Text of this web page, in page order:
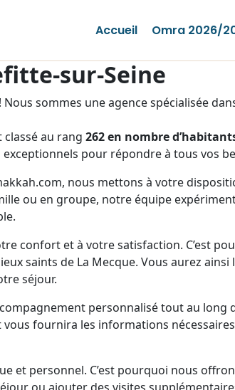
Accueil Omra 2026/
sur-Seine
sommes une agence spécialisée
classé au rang 262 en nombre
pour répondre à tous vos
nous mettons à votre
ou en groupe, notre équipe
confort et à votre satisfaction. C’est
saints de La Mecque. Vous aurez
séjour.
personnalisé tout au
vous fournira les informations
et personnel. C’est pourquoi nous